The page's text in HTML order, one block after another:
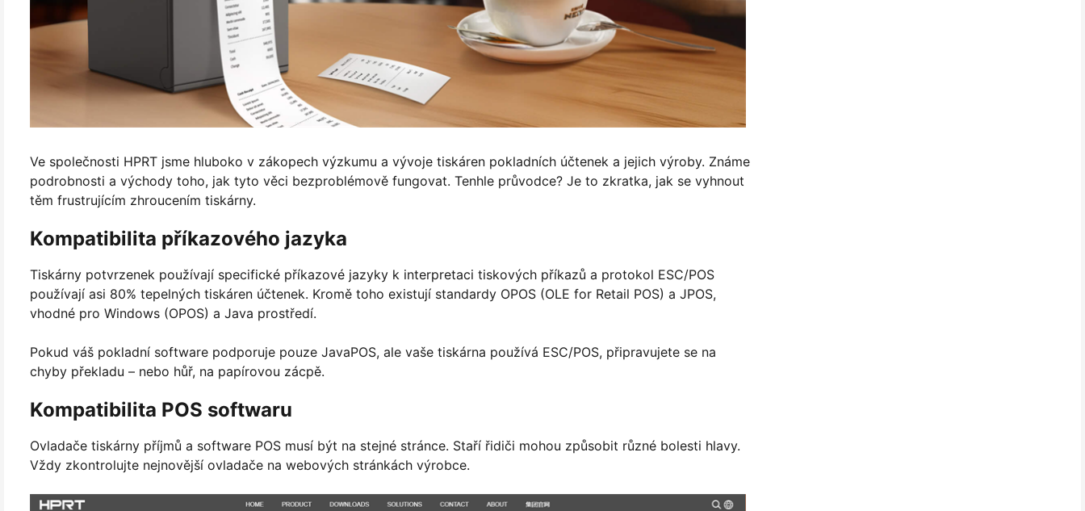
Ve společnosti HPRT jsme hluboko v zákopech výzkumu a vývoje tiskáren pokladních účtenek a jejich výroby. Známe
podrobnosti a východy toho, jak tyto věci bezproblémově fungovat. Tenhle průvodce? Je to zkratka, jak se vyhnout
těm frustrujícím zhroucením tiskárny.
Kompatibilita příkazového jazyka
Tiskárny potvrzenek používají specifické příkazové jazyky k interpretaci tiskových příkazů a protokol ESC/POS
používají asi 80% tepelných tiskáren účtenek. Kromě toho existují standardy OPOS (OLE for Retail POS) a JPOS,
vhodné pro Windows (OPOS) a Java prostředí.
Pokud váš pokladní software podporuje pouze JavaPOS, ale vaše tiskárna používá ESC/POS, připravujete se na
chyby překladu – nebo hůř, na papírovou zácpě.
Kompatibilita POS softwaru
Ovladače tiskárny příjmů a software POS musí být na stejné stránce. Staří řidiči mohou způsobit různé bolesti hlavy.
Vždy zkontrolujte nejnovější ovladače na webových stránkách výrobce.